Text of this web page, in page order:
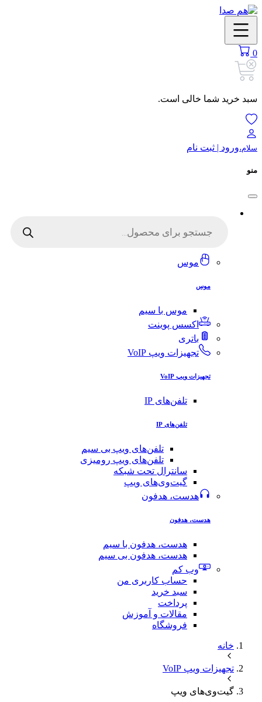
Skip
to
content
0
سبد خرید شما خالی است.
سلام،ورود | ثبت نام
منو
search
موس
موس
موس با سیم
اکسس پوینت
باتری
تجهیزات ویپ VoIP
تجهیزات ویپ VoIP
تلفن‌های IP
تلفن‌های IP
تلفن‌های ویپ بی سیم
تلفن‌های ویپ رومیزی
سانترال تحت شبکه
گیت‌وی‌های ویپ
هدست، هدفون
هدست، هدفون
هدست، هدفون با سیم
هدست، هدفون بی سیم
وب کم
حساب کاربری من
سبد خرید
پرداخت
مقالات و آموزش
فروشگاه
خانه
تجهیزات ویپ VoIP
گیت‌وی‌های ویپ